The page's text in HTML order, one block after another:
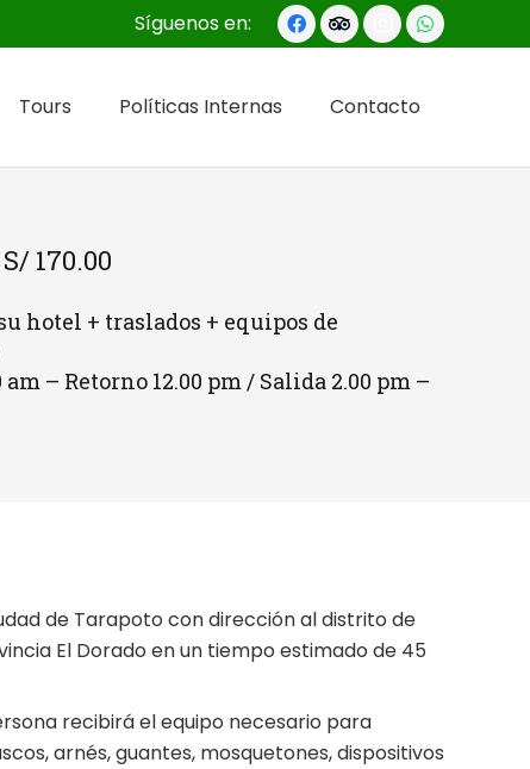
Síguenos en:
Tours Políticas Internas Contacto
170.00
hotel + traslados + equipos de
– Retorno 12.00 pm / Salida 2.00 pm –
de Tarapoto con dirección al distrito de
El Dorado en un tiempo estimado de 45
recibirá el equipo necesario para
arnés, guantes, mosquetones, dispositivos